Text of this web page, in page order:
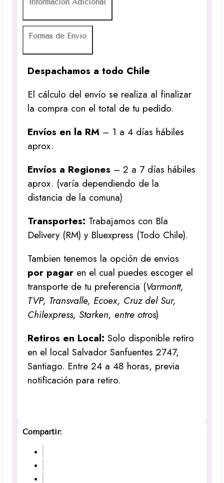
Información Adicional
Formas de Envío
Despachamos a todo Chile
El cálculo del envío se realiza al finalizar
la compra con el total de tu pedido.
Envíos en la RM – 1 a 4 días hábiles
aprox.
Envíos a Regiones – 2 a 7 días hábiles
aprox. (varía dependiendo de la
distancia de la comuna)
Transportes: Trabajamos con Bla
Delivery (RM) y Bluexpress (Todo Chile).
Tambien tenemos la opción de envios
por pagar en el cual puedes escoger el
transporte de tu preferencia (Varmontt,
TVP, Transvalle, Ecoex, Cruz del Sur,
Chilexpress, Starken, entre otros)
Retiros en Local:Solo disponible retiro
en el local Salvador Sanfuentes 2747,
Santiago. Entre 24 a 48 horas, previa
notificación para retiro.
Compartir: